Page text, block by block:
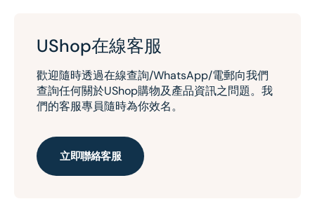
UShop在線客服
歡迎隨時透過在線查詢/WhatsApp/電郵向我們
查詢任何關於UShop購物及產品資訊之問題。我
們的客服專員隨時為你效名。
立即聯絡客服